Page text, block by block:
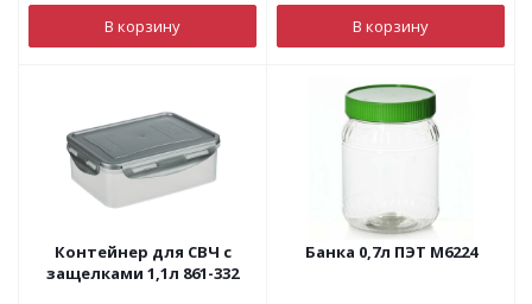
В корзину В корзину
Контейнер для СВЧ с
защелками 1,1л 861-332
Банка 0,7л ПЭТ М6224